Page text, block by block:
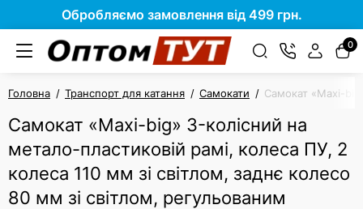
Обробляємо замовлення від 499 грн.
0
Головна Транспорт для катання Самокати Самокат «Maxi-
Самокат «Maxi-big» 3-колісний на
метало-пластиковій рамі, колеса ПУ, 2
колеса 110 мм зі світлом, заднє колесо
80 мм зі світлом, регульованим